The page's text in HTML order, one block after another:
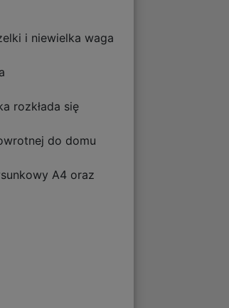
i niewielka waga
rozkłada się
do domu
A4 oraz